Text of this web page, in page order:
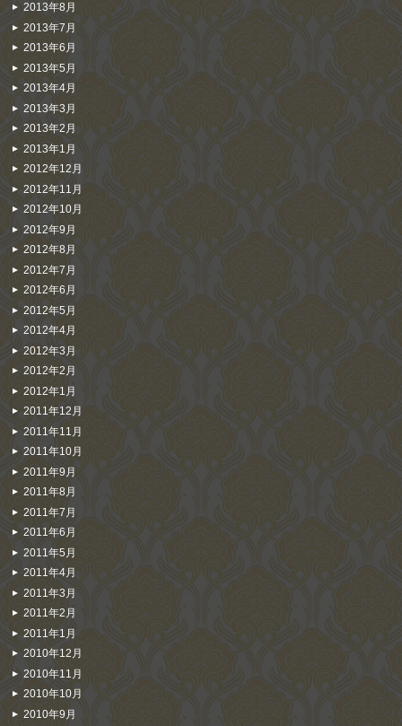
2013年8月
2013年7月
2013年6月
2013年5月
2013年4月
2013年3月
2013年2月
2013年1月
2012年12月
2012年11月
2012年10月
2012年9月
2012年8月
2012年7月
2012年6月
2012年5月
2012年4月
2012年3月
2012年2月
2012年1月
2011年12月
2011年11月
2011年10月
2011年9月
2011年8月
2011年7月
2011年6月
2011年5月
2011年4月
2011年3月
2011年2月
2011年1月
2010年12月
2010年11月
2010年10月
2010年9月